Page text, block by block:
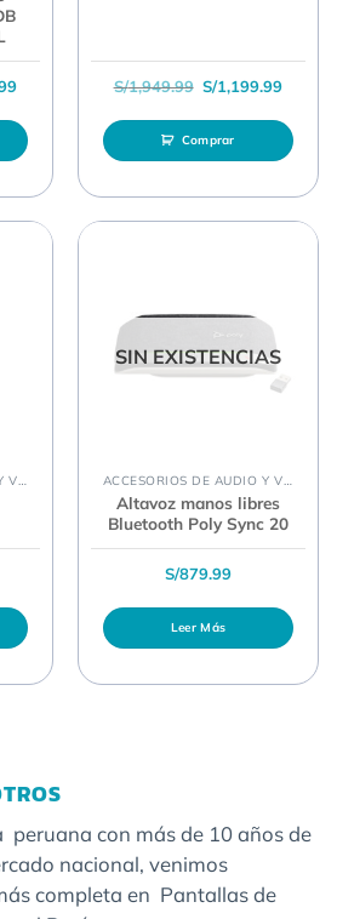
original era: S/1,119.99.
El precio actual es: S/1,089.99.
S/1,949.99 El precio original
S/1,199.99El
Comprar
ACCESORIOS DE AUDIO Y VIDEO
SIN EXISTENCIAS
ACCESORIOS DE AUDIO Y VIDEO
Altavoz manos libres
Bluetooth Poly Sync 20
S/879.99
Leer Más
peruana con más de 10 años de
nacional, venimos
completa en Pantallas de